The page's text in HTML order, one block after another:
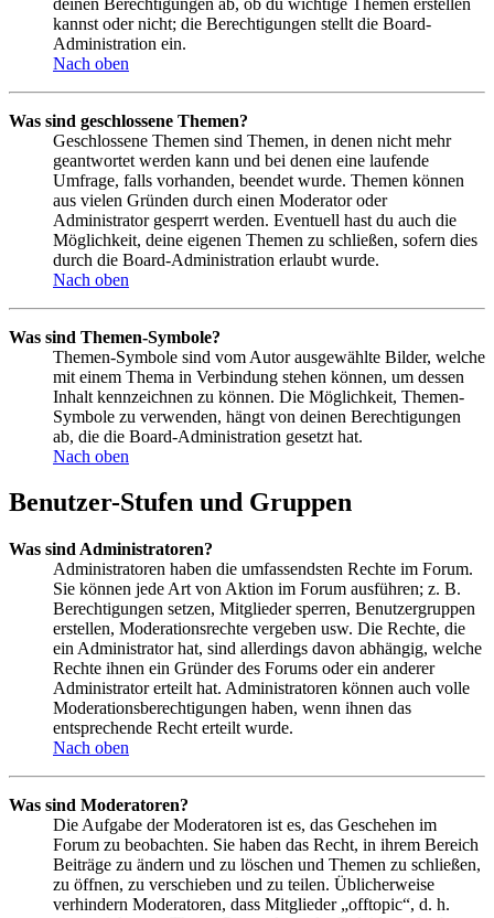
kannst oder nicht; die Berechtigungen stellt die Board-
Administration ein.
Nach oben
Was sind geschlossene Themen?
Geschlossene Themen sind Themen, in denen nicht mehr
geantwortet werden kann und bei denen eine laufende
Umfrage, falls vorhanden, beendet wurde. Themen können
aus vielen Gründen durch einen Moderator oder
Administrator gesperrt werden. Eventuell hast du auch die
Möglichkeit, deine eigenen Themen zu schließen, sofern dies
durch die Board-Administration erlaubt wurde.
Nach oben
Was sind Themen-Symbole?
Themen-Symbole sind vom Autor ausgewählte Bilder, welche
mit einem Thema in Verbindung stehen können, um dessen
Inhalt kennzeichnen zu können. Die Möglichkeit, Themen-
Symbole zu verwenden, hängt von deinen Berechtigungen
ab, die die Board-Administration gesetzt hat.
Nach oben
Benutzer-Stufen und Gruppen
Was sind Administratoren?
Administratoren haben die umfassendsten Rechte im Forum.
Sie können jede Art von Aktion im Forum ausführen; z. B.
Berechtigungen setzen, Mitglieder sperren, Benutzergruppen
erstellen, Moderationsrechte vergeben usw. Die Rechte, die
ein Administrator hat, sind allerdings davon abhängig, welche
Rechte ihnen ein Gründer des Forums oder ein anderer
Administrator erteilt hat. Administratoren können auch volle
Moderationsberechtigungen haben, wenn ihnen das
entsprechende Recht erteilt wurde.
Nach oben
Was sind Moderatoren?
Die Aufgabe der Moderatoren ist es, das Geschehen im
Forum zu beobachten. Sie haben das Recht, in ihrem Bereich
Beiträge zu ändern und zu löschen und Themen zu schließen,
zu öffnen, zu verschieben und zu teilen. Üblicherweise
verhindern Moderatoren, dass Mitglieder „offtopic“, d. h.